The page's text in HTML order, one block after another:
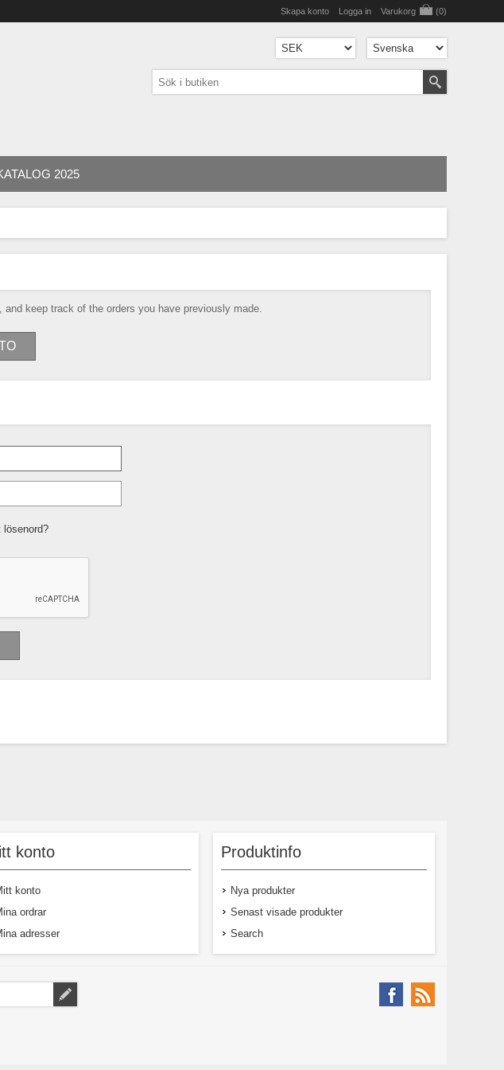
Skapa konto Logga in Varukorg (0)
2025
keep track of the orders you have previously made.
lösenord?
konto
konto
ordrar
adresser
Produktinfo
Nya produkter
Senast visade produkter
Search